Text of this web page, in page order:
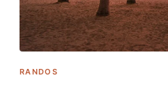
RANDOS